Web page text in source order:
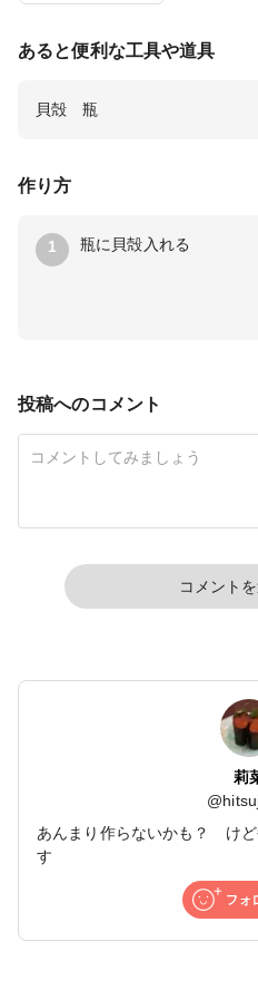
作り方
1 瓶に貝殻入れる
あると便利な工具や道具
貝殻 瓶
投稿へのコメント
コメント
莉
@
あんまり作らないかも？ け
す